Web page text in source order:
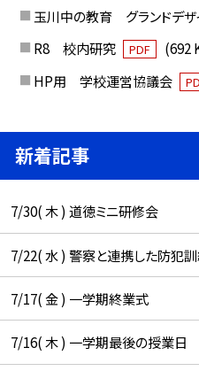
玉川中の教育 グランドデザ
R8 校内研究
PDF
(692
HP用 学校運営協議会
新着記事
7/30( 木 ) 道徳ミニ研修会
7/22( 水 ) 警察と連携した防犯
7/17( 金 ) 一学期終業式
7/16( 木 ) 一学期最後の授業日